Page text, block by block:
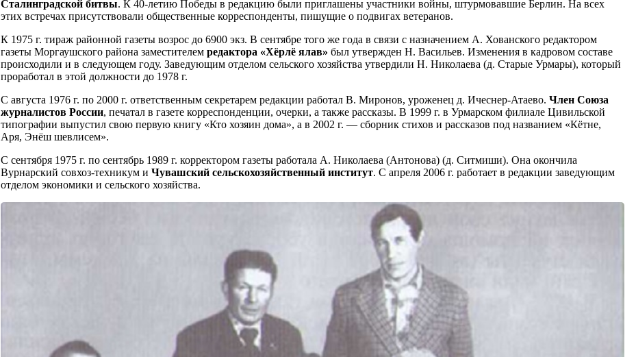
Сталинградской битвы. К 40-летию Победы в редакцию были приглашены участники войны, штурмовавшие Берлин. На всех
этих встречах присутствовали общественные корреспонденты, пишущие о подвигах ветеранов.
К 1975 г. тираж районной газеты возрос до 6900 экз. В сентябре того же года в связи с назначением А. Хованского редактором
газеты Моргаушского района заместителемредактора «Хёрлё ялав»был утвержден Н. Васильев. Изменения в кадровом составе
происходили и в следующем году. Заведующим отделом сельского хозяйства утвердили Н. Николаева (д. Старые Урмары), который
проработал в этой должности до 1978 г.
С августа 1976 г. по 2000 г. ответственным секретарем редакции работал В. Миронов, уроженец д. Ичеснер-Атаево.Член Союза
журналистов России, печатал в газете корреспонденции, очерки, а также рассказы. В 1999 г. в Урмарском филиале Цивильской
типографии выпустил свою первую книгу «Кто хозяин дома», а в 2002 г. — сборник стихов и рассказов под названием «Кётне,
Аря, Энёш шевлисем».
С сентября 1975 г. по сентябрь 1989 г. корректором газеты работала А. Николаева (Антонова) (д. Ситмиши). Она окончила
Вурнарский совхоз-техникум иЧувашский сельскохозяйственный институт. С апреля 2006 г. работает в редакции заведующим
отделом экономики и сельского хозяйства.